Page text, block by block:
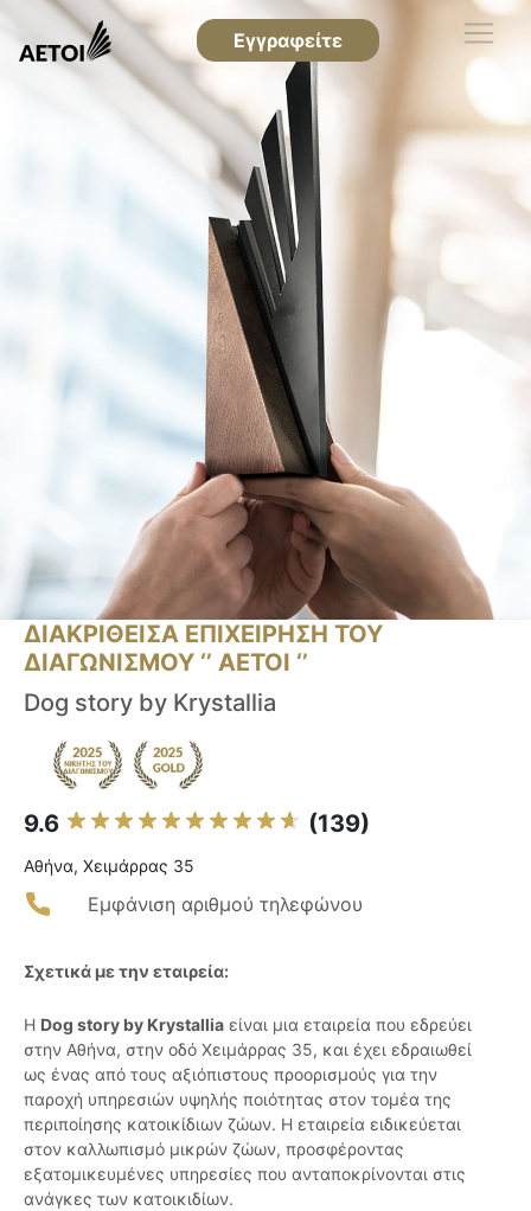
Εγγραφείτε
ΔΙΑΚΡΙΘΕΙΣΑ ΕΠΙΧΕΙΡΗΣΗ ΤΟΥ
ΔΙΑΓΩΝΙΣΜΟΥ ‘’ ΑΕΤΟΙ ‘’
Dog story by Krystallia
9.6 (139)
Αθήνα, Χειμάρρας 35
Εμφάνιση αριθμού τηλεφώνου
Σχετικά με την εταιρεία:
Η Dog story by Krystallia είναι μια εταιρεία που εδρεύει
στην Αθήνα, στην οδό Χειμάρρας 35, και έχει εδραιωθεί
ως ένας από τους αξιόπιστους προορισμούς για την
παροχή υπηρεσιών υψηλής ποιότητας στον τομέα της
περιποίησης κατοικίδιων ζώων. Η εταιρεία ειδικεύεται
στον καλλωπισμό μικρών ζώων, προσφέροντας
εξατομικευμένες υπηρεσίες που ανταποκρίνονται στις
ανάγκες των κατοικιδίων.